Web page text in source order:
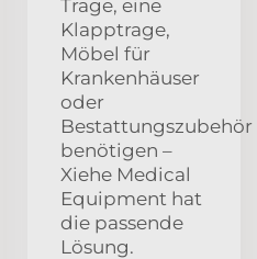
Trage, eine
Klapptrage,
Möbel für
Krankenhäuser
oder
Bestattungszubehör
benötigen –
Xiehe Medical
Equipment hat
die passende
Lösung.